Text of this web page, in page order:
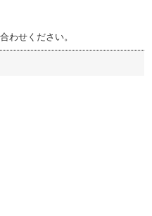
わせください。